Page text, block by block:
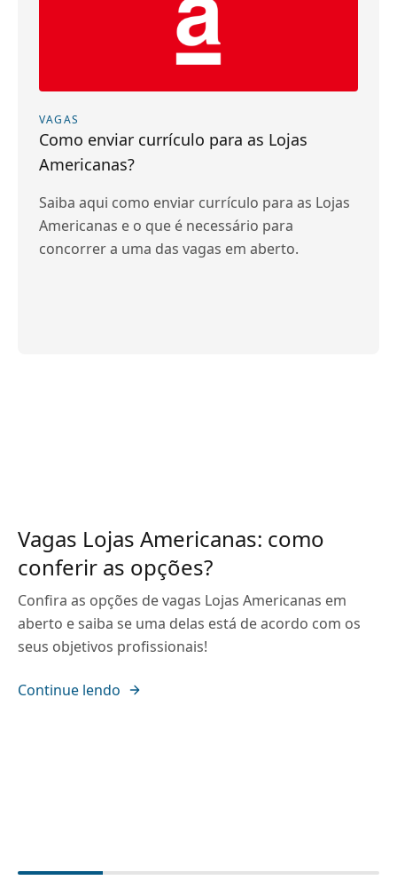
VAGAS
Como enviar currículo para as Lojas
Americanas?
Saiba aqui como enviar currículo para as Lojas
Americanas e o que é necessário para
concorrer a uma das vagas em aberto.
Vagas Lojas Americanas: como
conferir as opções?
Confira as opções de vagas Lojas Americanas em
aberto e saiba se uma delas está de acordo com os
seus objetivos profissionais!
Continue lendo